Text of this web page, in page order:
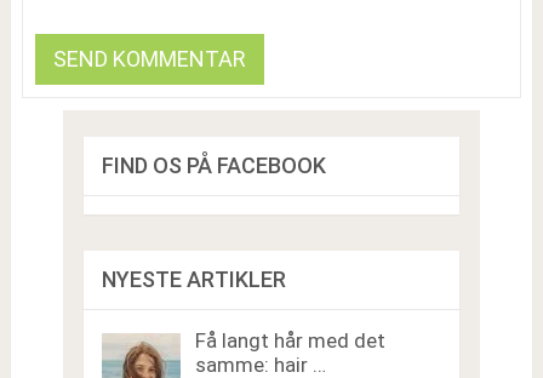
FIND OS PÅ FACEBOOK
NYESTE ARTIKLER
Få langt hår med det
samme: hair …